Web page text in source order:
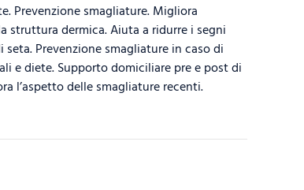
Prevenzione smagliature. Migliora
struttura dermica. Aiuta a ridurre i segni
Prevenzione smagliature in caso di
e diete. Supporto domiciliare pre e post di
l’aspetto delle smagliature recenti.